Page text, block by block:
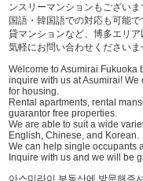
ンスリーマンションもござい
国語・韓国語での対応も可能
貸マンションなど、博多エリ
気軽にお問い合わせくださいま
Welcome to Asumirai Fukuoka
inquire with us at Asumirai!
for housing.
Rental apartments, rental
guarantor free properties.
We are able to suit a wide
English, Chinese, and Korean.
We can help single occupants
Inquire with us and we will be
아스미라이 부동산에 방문해주